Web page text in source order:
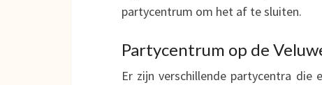
partycentrum om het af te sluiten.
Partycentrum op de
Er zijn verschillende partycentra